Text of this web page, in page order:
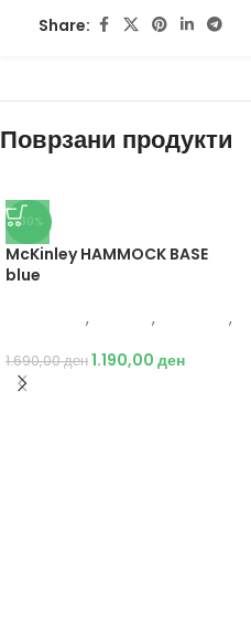
Share:
Поврзани продукти
-30%
McKinley HAMMOCK BASE
blue
, ,
,
1.690,00ден1.190,00 ден